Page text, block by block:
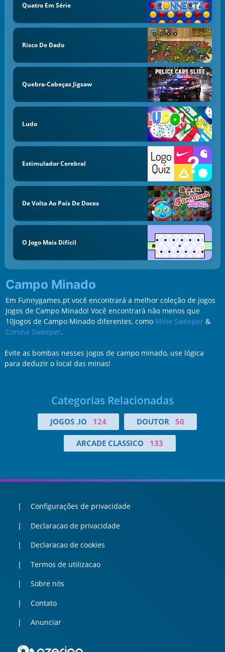
Quatro Em Série
Risco De Dado
Quebra-Cabeças Jigsaw
Ludo
Estimulador Cerebral
De Volta Ao País De Doces
O Jogo Mais Difícil
Campo Minado
Em Funnygames.pt você encontrará a melhor coleção de jogos
Jogos de Campo Minado! Você encontrará não menos que
10Jogos de Campo Minado diferentes, como Mine Sweeper&
Corona Sweeper.
Evite as bombas nesses jogos de campo minado, use lógica
para deduzir o local das minas!
Categorias Relacionadas
JOGOS .IO 124 DOUTOR 50
ARCADE CLASSICO 133
Configurações de privacidade
Declaracao de privacidade
Declaracao de cookies
Termos de utilizacao
Sobre nós
Contato
Anunciar